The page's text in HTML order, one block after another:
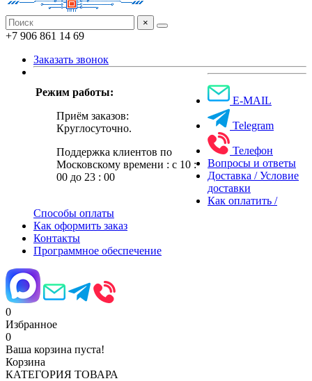
×
+7 906 861 14 69
Заказать звонок
Режим работы:
Приём заказов:
Круглосуточно.
Поддержка клиентов по
Московскому времени : с 10 :
00 до 23 : 00
E-MAIL
Telegram
Телефон
Вопросы и ответы
Доставка / Условие
доставки
Как оплатить /
Способы оплаты
Как оформить заказ
Контакты
Программное обеспечение
0
Избранное
0
Ваша корзина пуста!
Корзина
КАТЕГОРИЯ ТОВАРА